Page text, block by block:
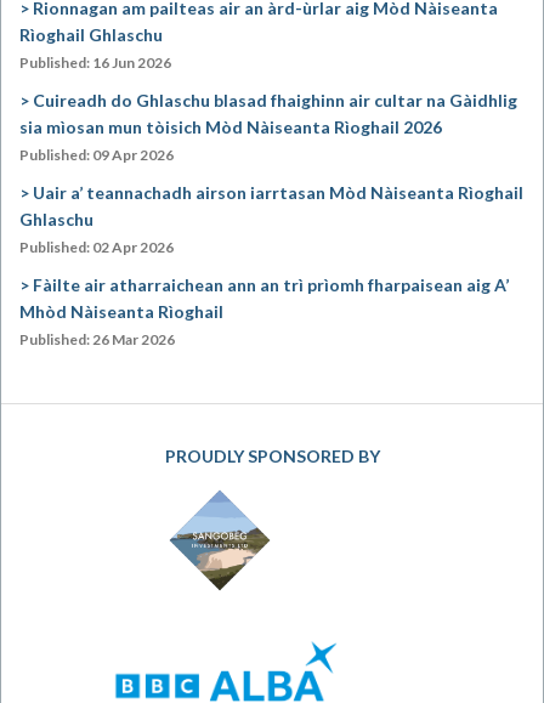
Rionnagan am pailteas air an àrd-ùrlar aig Mòd Nàiseanta
Rìoghail Ghlaschu
Published: 16 Jun 2026
Cuireadh do Ghlaschu blasad fhaighinn air cultar na Gàidhlig
sia mìosan mun tòisich Mòd Nàiseanta Rìoghail 2026
Published: 09 Apr 2026
Uair a’ teannachadh airson iarrtasan Mòd Nàiseanta Rìoghail
Ghlaschu
Published: 02 Apr 2026
Fàilte air atharraichean ann an trì prìomh fharpaisean aig A’
Mhòd Nàiseanta Rìoghail
Published: 26 Mar 2026
PROUDLY SPONSORED BY